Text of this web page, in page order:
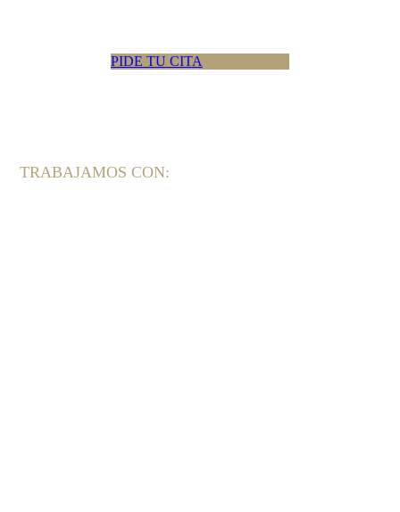
PIDE TU CITA
TRABAJAMOS CON: